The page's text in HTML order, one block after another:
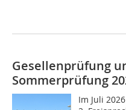
Gesellenprüfung
Sommerprüfung
Im Juli